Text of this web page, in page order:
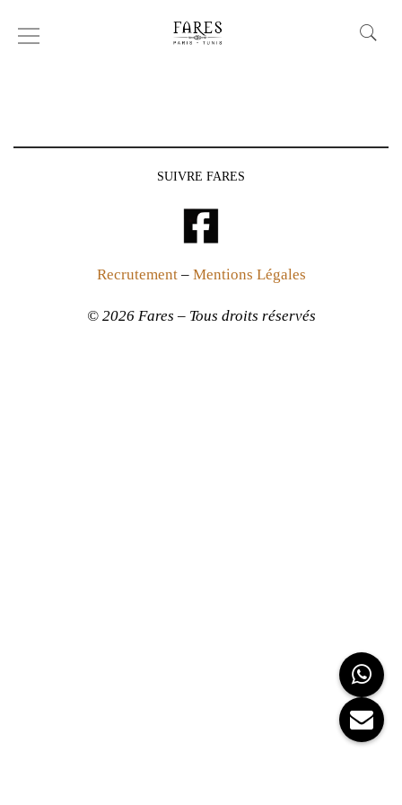
Chemise
SUIVRE FARES
Recrutement– Mentions Légales
© 2026 Fares – Tous droits réservés